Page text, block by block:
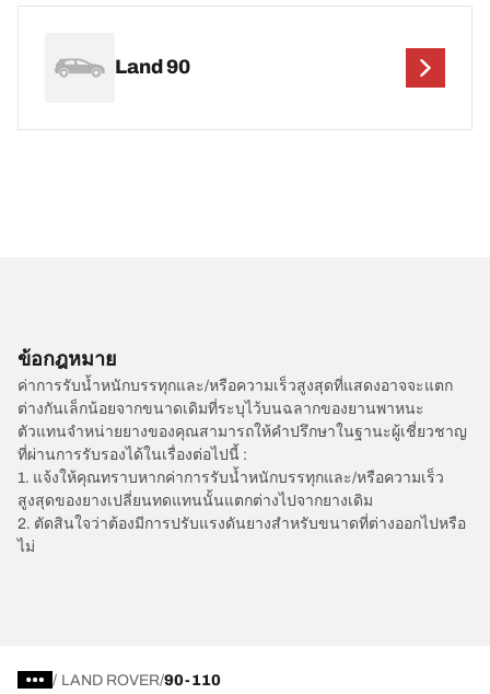
Land 90
ข้อกฎหมาย
ค่าการรับน้ำหนักบรรทุกและ/หรือความเร็วสูงสุดที่แสดงอาจจะแตก
ต่างกันเล็กน้อยจากขนาดเดิมที่ระบุไว้บนฉลากของยานพาหนะ
ตัวแทนจำหน่ายยางของคุณสามารถให้คำปรึกษาในฐานะผู้เชี่ยวชาญ
ที่ผ่านการรับรองได้ในเรื่องต่อไปนี้ :
1. แจ้งให้คุณทราบหากค่าการรับน้ำหนักบรรทุกและ/หรือความเร็ว
สูงสุดของยางเปลี่ยนทดแทนนั้นแตกต่างไปจากยางเดิม
2. ตัดสินใจว่าต้องมีการปรับแรงดันยางสำหรับขนาดที่ต่างออกไปหรือ
ไม่
/ LAND ROVER 90-110